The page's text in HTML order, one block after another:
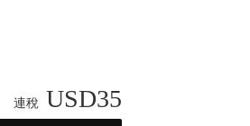
連稅 USD35